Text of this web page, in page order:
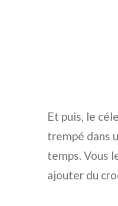
Et puis, le
trempé dans
temps. Vous
ajouter du